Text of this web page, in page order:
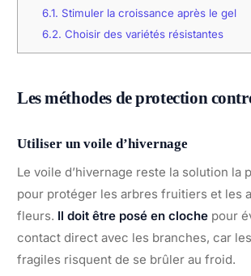
6.1. Stimuler la croissance après le gel
6.2. Choisir des variétés résistantes
Les méthodes de protection
Utiliser un voile d’hivernage
Le voile d’hivernage reste la solution la
pour protéger les arbres fruitiers et les
fleurs. Il doit être posé en cloche pour
contact direct avec les branches, car
fragiles risquent de se brûler au froid.